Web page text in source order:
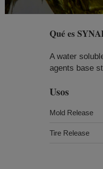
Qué es
A water
agents base
Usos
Mold Release
Tire Release